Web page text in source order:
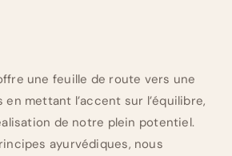
une feuille de route vers une
mettant l’accent sur l’équilibre,
de notre plein potentiel.
ayurvédiques, nous